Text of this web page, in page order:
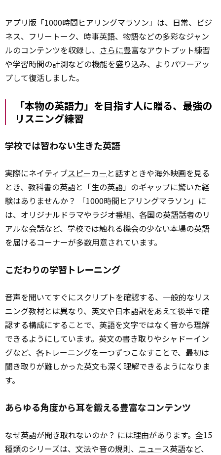
アプリ版「1000時間ヒアリングマラソン」は、日常、ビジ
ネス、フリートーク、時事英語、物語などの多彩なジャン
ルのコンテンツを収録し、 さらに豊富なアウトプット練習
や学習時間の計測などの機能を盛り込み、よりパワーアッ
プして復活しました。
「本物の英語力」を目指す人に贈る、最強の
リスニング練習
学校では習わない生きた英語
実際にネイティブスピーカー と話すときや海外映画を見る
とき、教科書の英語と「生の英語」のギャップに驚いた経
験はありませんか？ 「1000時間ヒアリングマラソン」に
は、オリジナルドラマやラジオ番組、各国の英語話者のリ
アルな会話など、学校では触れる機会の少ない本場の英語
を届けるコーナーが多数用意されています。
こだわりの学習トレーニング
音声を聞いてすぐにスクリプトを確認する、一般的なリス
ニング教材とは異なり、英文や日本語訳をあえて後半で確
認する構成にすることで、英語を文字ではなく音から理解
できるようにしています。英文の書き取りやシャドーイン
グなど、各トレーニングを一つずつこなすことで、最初は
聞き取りが難しかった英文も深く理解できるようになりま
す。
あらゆる角度から耳を鍛える豊富なコンテンツ
なぜ英語が聞き取れないのか？ には理由があります。全15
種類のシリーズは、文法や音の規則、 ニュース英語など、